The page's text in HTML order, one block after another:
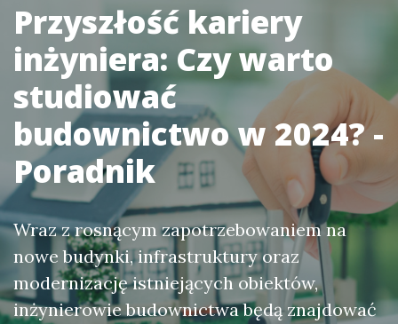
Przyszłość kariery
inżyniera: Czy warto
studiować
budownictwo w 2024? -
Poradnik
Wraz z rosnącym zapotrzebowaniem na
nowe budynki, infrastruktury oraz
modernizację istniejących obiektów,
inżynierowie budownictwa będą znajdować